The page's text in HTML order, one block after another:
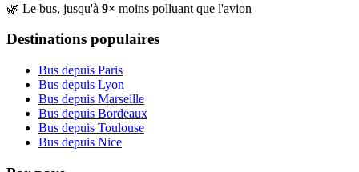
🌿 Le bus, jusqu'à 9× moins polluant que l'avion
Destinations populaires
Bus depuis Paris
Bus depuis Lyon
Bus depuis Marseille
Bus depuis Bordeaux
Bus depuis Toulouse
Bus depuis Nice